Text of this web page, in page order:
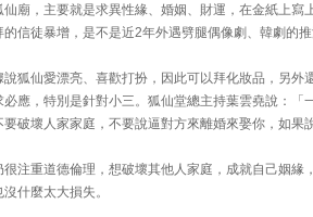
廟，主要就是求異性緣、婚姻、財運，在金紙上寫
信徒暴增，是不是近2年外遇劈腿偶像劇、韓劇的推
狐仙愛漂亮、喜歡打扮，因此可以拜化妝品，另外
應，特別是針對小三。狐仙堂總主持葉雲堯說：
破壞人家家庭，不要說逼對方來離婚來娶你，如果
注重道德倫理，想破壞其他人家庭，成就自己姻
什麼太大損失。